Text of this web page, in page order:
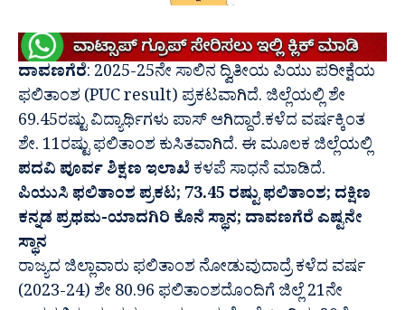
ದಾವಣಗೆರೆ: 2025-25ನೇ ಸಾಲಿನ ದ್ವಿತೀಯ ಪಿಯು ಪರೀಕ್ಷೆಯ
ಫಲಿತಾಂಶ (PUC result) ಪ್ರಕಟವಾಗಿದೆ. ಜಿಲ್ಲೆಯಲ್ಲಿ ಶೇ
69.45ರಷ್ಟು ವಿದ್ಯಾರ್ಥಿಗಳು ಪಾಸ್ ಆಗಿದ್ದಾರೆ.ಕಳೆದ ವರ್ಷಕ್ಕಿಂತ
ಶೇ. 11ರಷ್ಟು ಫಲಿತಾಂಶ ಕುಸಿತವಾಗಿದೆ. ಈ ಮೂಲಕ ಜಿಲ್ಲೆಯಲ್ಲಿ
ಪದವಿ ಪೂರ್ವ ಶಿಕ್ಷಣ ಇಲಾಖೆ ಕಳಪೆ ಸಾಧನೆ‌ ಮಾಡಿದೆ.
ಪಿಯುಸಿ ಫಲಿತಾಂಶ ಪ್ರಕಟ; 73.45 ರಷ್ಟು ಫಲಿತಾಂಶ; ದಕ್ಷಿಣ
ಕನ್ನಡ ಪ್ರಥಮ-ಯಾದಗಿರಿ ಕೊನೆ ಸ್ಥಾನ; ದಾವಣಗೆರೆ ಎಷ್ಟನೇ
ಸ್ಥಾನ
ರಾಜ್ಯದ ಜಿಲ್ಲಾವಾರು ಫಲಿತಾಂಶ ನೋಡುವುದಾದ್ರೆ ಕಳೆದ ವರ್ಷ
(2023-24) ಶೇ 80.96 ಫಲಿತಾಂಶದೊಂದಿಗೆ ಜಿಲ್ಲೆ 21ನೇ